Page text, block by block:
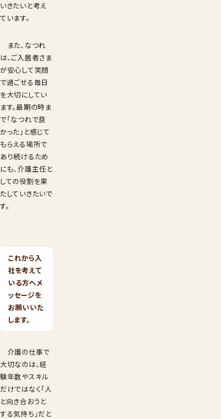
いきたいと考え
ています。
また、なつれ
は、ご入居者さま
が安心して笑顔
で過ごせる毎日
を大切にしてい
ます。最期の時ま
で「なつれで良
かった」と感じて
もらえる場所で
あり続けるため
にも、介護主任と
しての役割を果
たしていきたいで
す。
これから入
社を考えて
いる方へメ
ッセージを
お願いいた
します。
介護の仕事で
大切なのは、経
験年数やスキル
だけではなく「人
と向き合おうと
する気持ち」だと